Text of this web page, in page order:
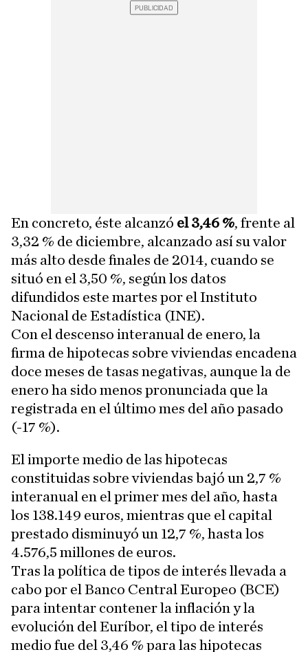
En concreto, éste alcanzó el 3,46 %, frente al
3,32 % de diciembre, alcanzado así su valor
más alto desde finales de 2014, cuando se
situó en el 3,50 %, según los datos
difundidos este martes por el Instituto
Nacional de Estadística (INE).
Con el descenso interanual de enero, la
firma de hipotecas sobre viviendas encadena
doce meses de tasas negativas, aunque la de
enero ha sido menos pronunciada que la
registrada en el último mes del año pasado
(-17 %).
El importe medio de las hipotecas
constituidas sobre viviendas bajó un 2,7 %
interanual en el primer mes del año, hasta
los 138.149 euros, mientras que el capital
prestado disminuyó un 12,7 %, hasta los
4.576,5 millones de euros.
Tras la política de tipos de interés llevada a
cabo por el Banco Central Europeo (BCE)
para intentar contener la inflación y la
evolución del Euríbor, el tipo de interés
medio fue del 3,46 % para las hipotecas